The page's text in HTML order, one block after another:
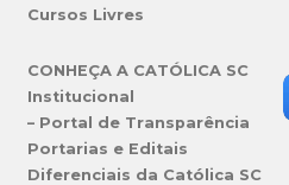
Cursos Livres
CONHEÇA A CATÓLICA SC
Institucional
– Portal de Transparência
Portarias e Editais
Diferenciais da Católica SC